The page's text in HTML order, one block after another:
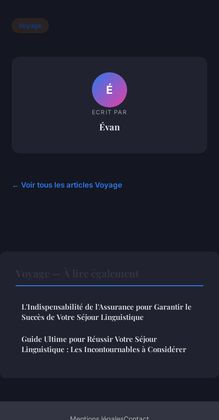
Voyage
É
ECRIT PAR
Évan
← Voir tous les articles Voyage
L'Indispensabilité de l'Assurance pour Garantir le
Succès de Votre Séjour Linguistique
Guide Ultime pour Réussir Votre Séjour
Linguistique : Les Incontournables à Considérer